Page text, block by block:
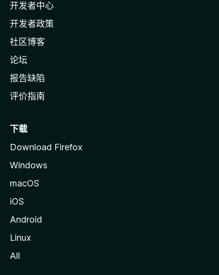
主
页
开发者中心
开发者政策
社区博客
论坛
报告缺陷
评价指南
下载
Download Firefox
Windows
macOS
iOS
Android
Linux
All